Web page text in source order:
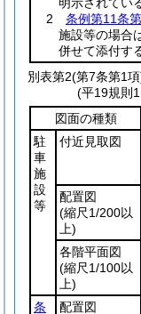
2 条例第11条
施設等の場合
併せて添付す
別表第2(第7条第1
(平19規則
図面の種類
駐
車
施
設
等
付近見取図
配置図
(縮尺1/200以
上)
各階平面図
(縮尺1/100以
上)
条 配置図